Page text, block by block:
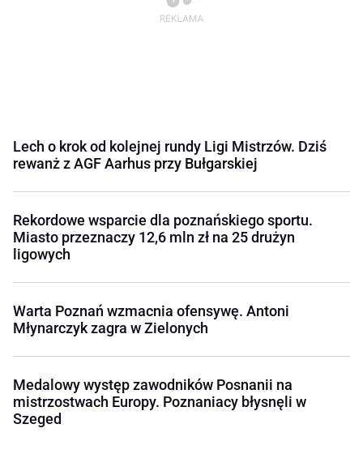
Lech o krok od kolejnej rundy Ligi Mistrzów. Dziś
rewanż z AGF Aarhus przy Bułgarskiej
Rekordowe wsparcie dla poznańskiego sportu.
Miasto przeznaczy 12,6 mln zł na 25 drużyn
ligowych
Warta Poznań wzmacnia ofensywę. Antoni
Młynarczyk zagra w Zielonych
Medalowy występ zawodników Posnanii na
mistrzostwach Europy. Poznaniacy błysnęli w
Szeged